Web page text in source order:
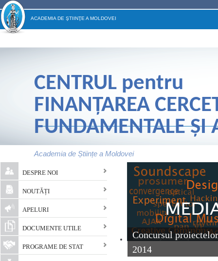
ACADEMIA DE ŞTIINŢE A MOLDOVEI
CENTRUL pentru
FINANŢAREA
FUNDAMENTALE ŞI
Academia de Științe a Moldovei
Concursul
2014
Main menu
DESPRE NOI
NOUTĂȚI
APELURI
DOCUMENTE UTILE
PROGRAME DE STAT